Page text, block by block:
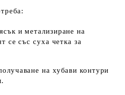
и метализиране на
се със суха четка за
на хубави контури